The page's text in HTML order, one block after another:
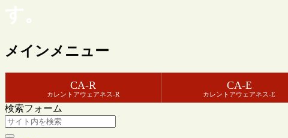
す。
メインメニュー
CA-R
カレントアウェアネス-R
CA-E
カレントアウェアネス-E
検索フォーム